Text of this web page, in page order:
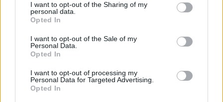
I want to opt-out of the Sharing of my
personal data.
Opted In
I want to opt-out of the Sale of my
Personal Data.
Opted In
I want to opt-out of processing my
Personal Data for Targeted Advertising.
Opted In
HLAVNÉ JEDLÁ
Chutnejšie a mäkkšie
nejedla!
ago
0 3 mins